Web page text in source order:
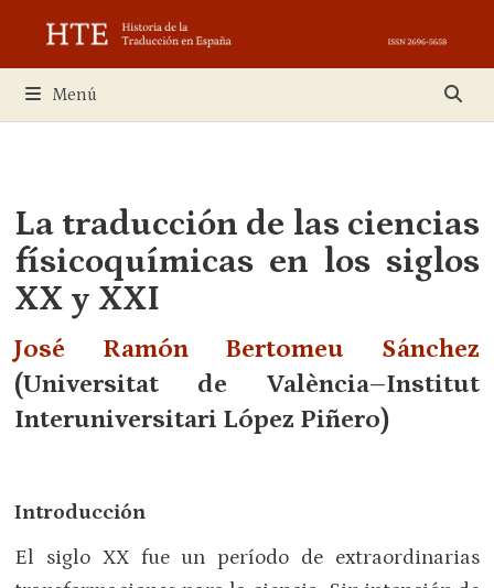
contenido
Menú
La traducción de las ciencias
físicoquímicas en los siglos
XX y XXI
José Ramón Bertomeu Sánchez
(Universitat de València–Institut
Interuniversitari López Piñero)
Introducción
El siglo XX fue un período de extraordinarias